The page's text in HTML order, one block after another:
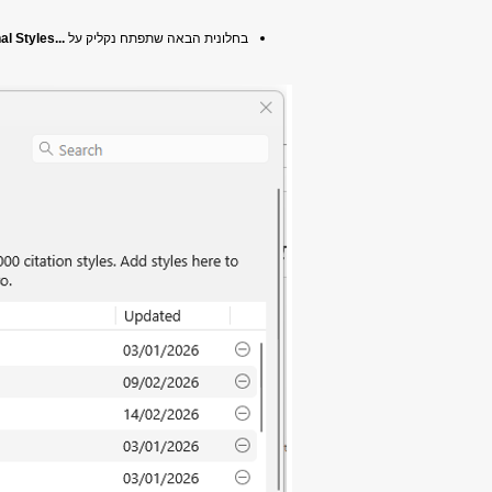
בחלונית הבאה שתפתח נקליק על ...Get additional Styles